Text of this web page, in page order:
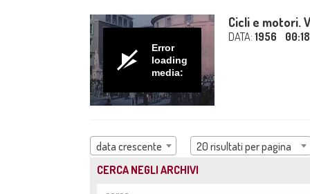
Error
loading
media:
Cicli e motori.
DATA: 1956
data crescente
20 risultati per pagina
CERCA NEGLI ARCHIVI